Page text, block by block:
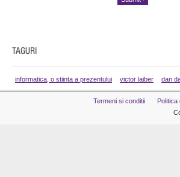
informatica, o stiinta a prezentului victor laiber dan
Termeni si conditii Politica